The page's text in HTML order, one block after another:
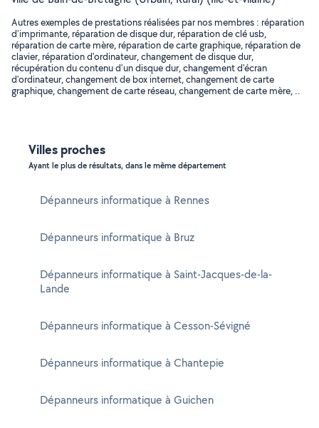
Autres exemples de prestations réalisées par nos membres : réparation
d'imprimante, réparation de disque dur, réparation de clé usb,
réparation de carte mère, réparation de carte graphique, réparation de
clavier, réparation d'ordinateur, changement de disque dur,
récupération du contenu d'un disque dur, changement d'écran
d'ordinateur, changement de box internet, changement de carte
graphique, changement de carte réseau, changement de carte mère, ..
Villes proches
Ayant le plus de résultats, dans le même département
Dépanneurs informatique à Rennes
Dépanneurs informatique à Bruz
Dépanneurs informatique à Saint-Jacques-de-la-
Lande
Dépanneurs informatique à Cesson-Sévigné
Dépanneurs informatique à Chantepie
Dépanneurs informatique à Guichen